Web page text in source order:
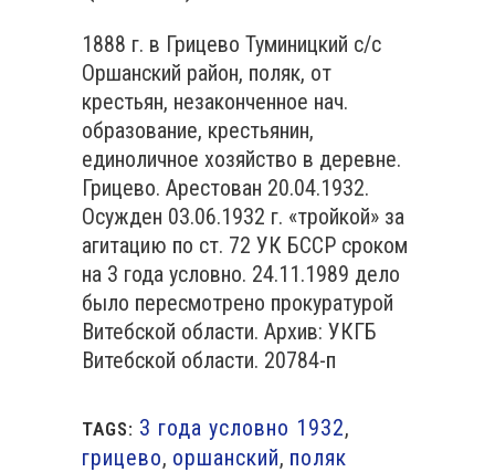
1888 г. в Грицево Туминицкий с/с
Оршанский район, поляк, от
крестьян, незаконченное нач.
образование, крестьянин,
единоличное хозяйство в деревне.
Грицево. Арестован 20.04.1932.
Осужден 03.06.1932 г. «тройкой» за
агитацию по ст. 72 УК БССР сроком
на 3 года условно. 24.11.1989 дело
было пересмотрено прокуратурой
Витебской области. Архив: УКГБ
Витебской области. 20784-п
TAGS: 3 года условно 1932,
грицево, оршанский, поляк